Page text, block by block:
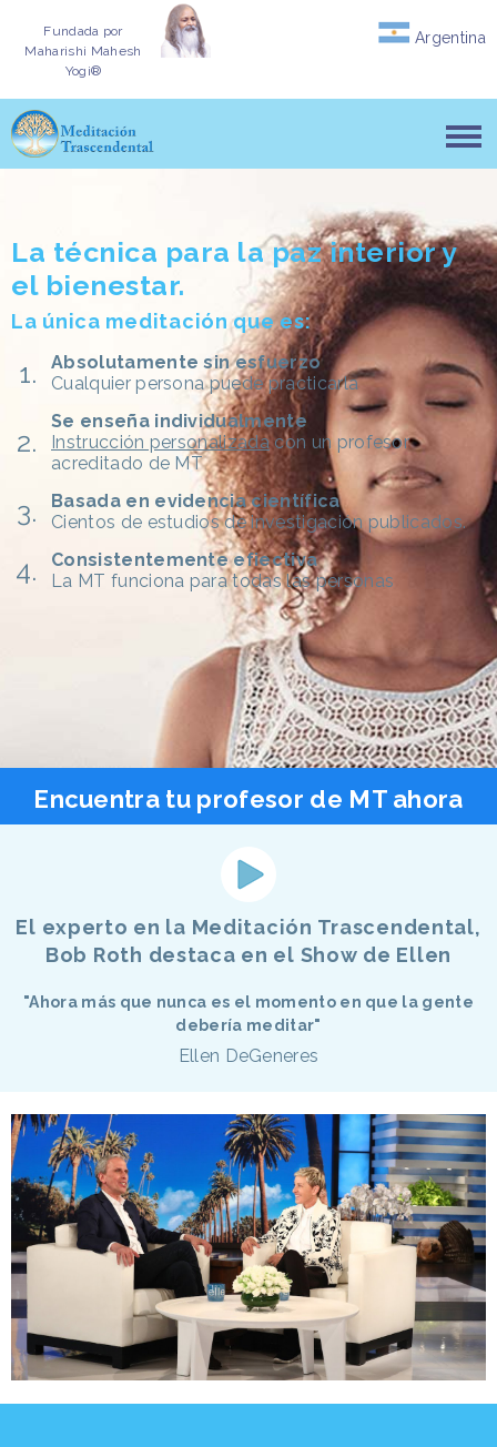
Fundada por
Maharishi Mahesh
Yogi®
Argentina
La técnica para la paz interior y
el bienestar.
La única meditación que es:
Absolutamente sin esfuerzo
Cualquier persona puede practicarla
Se enseña individualmente
Instrucción personalizadacon un profesor
acreditado de MT
Basada en evidencia científica
Cientos de estudios de investigación publicados.
Consistentemente efiectiva
La MT funciona para todas las personas
Encuentra tu profesor de MT ahora
El experto en la Meditación Trascendental,
Bob Roth destaca en el Show de Ellen
"Ahora más que nunca es el momento en que la gente
debería meditar"
Ellen DeGeneres